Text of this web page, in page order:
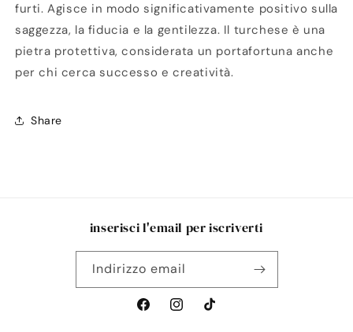
furti. Agisce in modo significativamente positivo sulla
saggezza, la fiducia e la gentilezza. Il turchese è una
pietra protettiva, considerata un portafortuna anche
per chi cerca successo e creatività.
Share
inserisci l'email per iscriverti
Indirizzo email
FacebookInstagramTikTok